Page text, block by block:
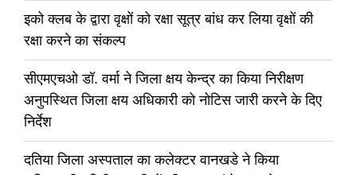
इको क्लब के द्वारा वृक्षों को रक्षा सूत्र बांध कर लिया वृक्षों की
रक्षा करने का संकल्प
सीएमएचओ डॉ. वर्मा ने जिला क्षय केन्द्र का किया निरीक्षण
अनुपस्थित जिला क्षय अधिकारी को नोटिस जारी करने के दिए
निर्देश
दतिया जिला अस्पताल का कलेक्टर वानखडे ने किया